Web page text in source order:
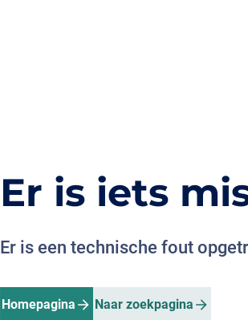
Er is iets
Er is een technische fout
Homepagina Naar zoekpagina